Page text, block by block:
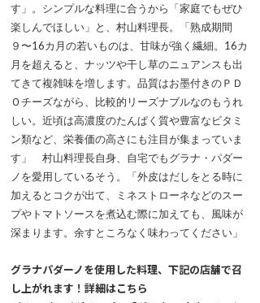
す」。シンプルな料理に合うから「家庭でもぜひ
楽しんでほしい」と、村山料理長。「熟成期間
９〜16カ月の若いものは、甘味が強く繊細。16カ
月を超えると、ナッツや干し草のニュアンスも出
てきて複雑味を増します。品質はお墨付きのＰＤ
Ｏチーズながら、比較的リーズナブルなのもうれ
しい。近頃は高濃度のたんぱく質や豊富なビタミ
ン類など、栄養価の高さにも注目が集まっていま
す」 村山料理長自身、自宅でもグラナ・パダー
ノを愛用しているそう。「外皮はだしをとる時に
加えるとコクが出て、ミネストローネなどのスー
プやトマトソースを煮込む際に加えても、風味が
深まります。余すところなく味わってください」
グラナパダーノを使用した料理、下記の店舗で召
し上がれます！詳細はこちら